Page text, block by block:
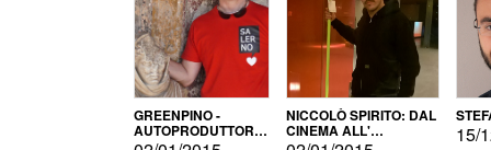
GREENPINO -
AUTOPRODUTTORE
PER AMORE
NICCOLÒ SPIRITO: DAL
CINEMA ALL'
AUTOPRODUZIONE 15/